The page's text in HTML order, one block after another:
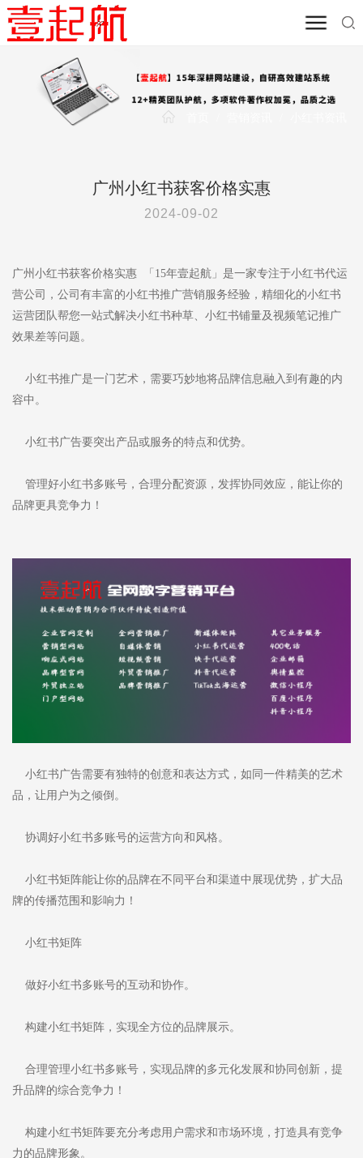
广州小红书获客价格实惠
2024-09-02
广州小红书获客价格实惠 「15年壹起航」是一家专注于小红书代运
营公司，公司有丰富的小红书推广营销服务经验，精细化的小红书
运营团队帮您一站式解决小红书种草、小红书铺量及视频笔记推广
效果差等问题。
小红书推广是一门艺术，需要巧妙地将品牌信息融入到有趣的内
容中。
小红书广告要突出产品或服务的特点和优势。
管理好小红书多账号，合理分配资源，发挥协同效应，能让你的
品牌更具竞争力！
小红书广告需要有独特的创意和表达方式，如同一件精美的艺术
品，让用户为之倾倒。
协调好小红书多账号的运营方向和风格。
小红书矩阵能让你的品牌在不同平台和渠道中展现优势，扩大品
牌的传播范围和影响力！
小红书矩阵
做好小红书多账号的互动和协作。
构建小红书矩阵，实现全方位的品牌展示。
合理管理小红书多账号，实现品牌的多元化发展和协同创新，提
升品牌的综合竞争力！
构建小红书矩阵要充分考虑用户需求和市场环境，打造具有竞争
力的品牌形象。